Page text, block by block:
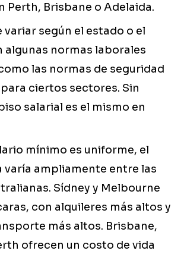
Perth, Brisbane o Adelaida.
variar según el estado o el
normas laborales
las normas de seguridad
ciertos sectores. Sin
salarial es el mismo en
mínimo es uniforme, el
varía ampliamente entre las
Sídney y Melbourne
con alquileres más altos y
más altos. Brisbane,
ofrecen un costo de vida